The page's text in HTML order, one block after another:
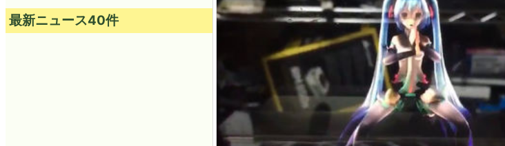
最新ニュース40件